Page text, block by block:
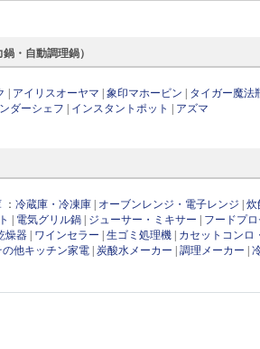
・自動調理鍋）
アイリスオーヤマ |象印マホービン タイガー魔法
ダーシェフ インスタントポット アズマ
：冷蔵庫・冷凍庫 オーブンレンジ・電子レンジ |炊
電気グリル鍋 ジューサー・ミキサー フードプ
燥器 ワインセラー |生ゴミ処理機 カセットコンロ
の他キッチン家電 |炭酸水メーカー |調理メーカー |